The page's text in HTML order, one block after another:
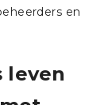
en
leven